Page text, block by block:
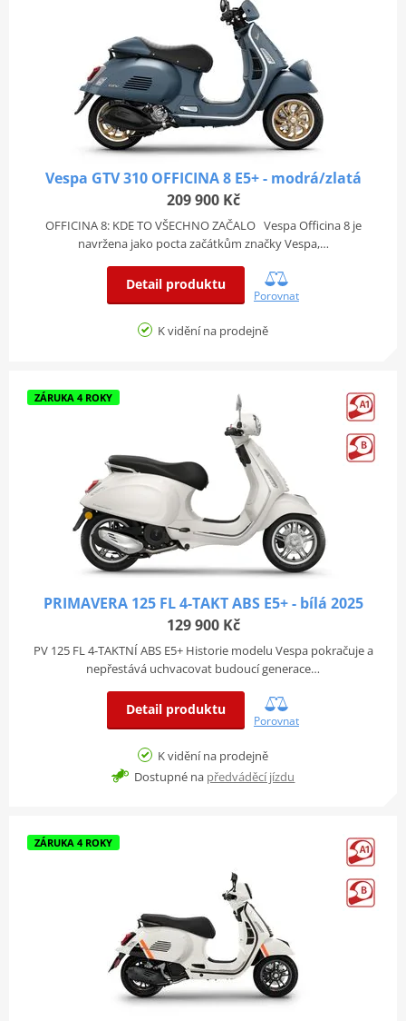
Vespa GTV 310 OFFICINA 8 E5+ - modrá/zlatá
209 900 Kč
OFFICINA 8: KDE TO VŠECHNO ZAČALO Vespa Officina 8 je
navržena jako pocta začátkům značky Vespa,…
Detail produktu
Porovnat
K vidění na prodejně
ZÁRUKA 4 ROKY
PRIMAVERA 125 FL 4-TAKT ABS E5+ - bílá 2025
129 900 Kč
PV 125 FL 4-TAKTNÍ ABS E5+ Historie modelu Vespa pokračuje a
nepřestává uchvacovat budoucí generace…
Detail produktu
Porovnat
K vidění na prodejně
Dostupné na předváděcí jízdu
ZÁRUKA 4 ROKY